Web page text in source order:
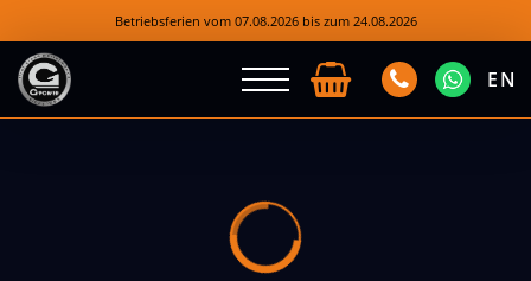
Betriebsferien vom 07.08.2026 bis zum 24.08.2026
EN